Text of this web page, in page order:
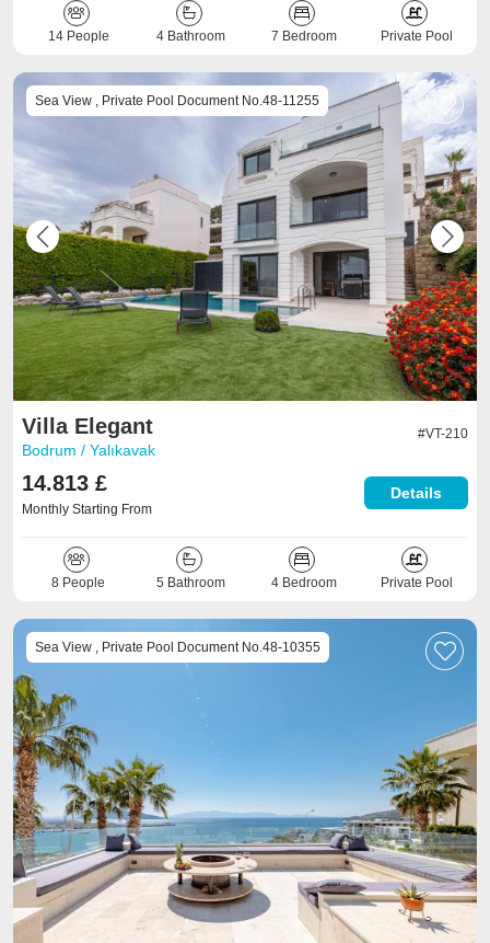
14 People 4 Bathroom 7 Bedroom Private Pool
Previous Next
Sea View , Private Pool Document No.48-11255
Villa Elegant
Bodrum / Yalıkavak
#VT-210
14.813 £
Monthly Starting From
Details
8 People 5 Bathroom 4 Bedroom Private Pool
Sea View , Private Pool Document No.48-10355